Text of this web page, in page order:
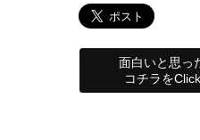
面白いと思っ
コチラをClick